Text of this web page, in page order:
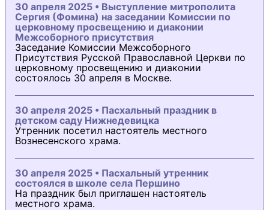
30 апреля 2025 • Выступление митрополита
Сергия (Фомина) на заседании Комиссии по
церковному просвещению и диаконии
Межсоборного присутствия
Заседание Комиссии Межсоборного
Присутствия Русской Православной Церкви по
церковному просвещению и диаконии
состоялось 30 апреля в Москве.
30 апреля 2025 • Пасхальный праздник в
детском саду Нижнедевицка
Утренник посетил настоятель местного
Вознесенского храма.
30 апреля 2025 • Пасхальный утренник
состоялся в школе села Першино
На праздник был приглашен настоятель
местного храма.